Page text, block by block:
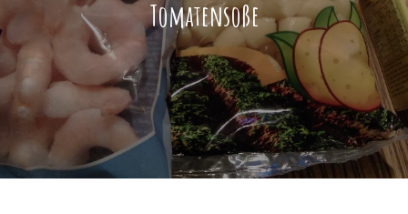
Tomatensoße